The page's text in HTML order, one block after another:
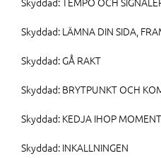
Skyddad: LÄMNA DIN SIDA,
Skyddad: GÅ RAKT
Skyddad: BRYTPUNKT OCH
Skyddad: KEDJA IHOP
Skyddad: INKALLNINGEN